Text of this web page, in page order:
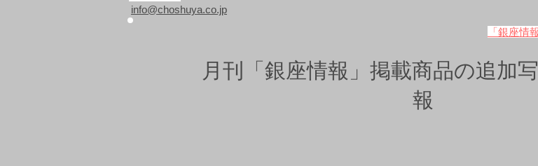
info@choshuya.co.jp
「銀座情
月刊「銀座情報」掲載商品の追加
報